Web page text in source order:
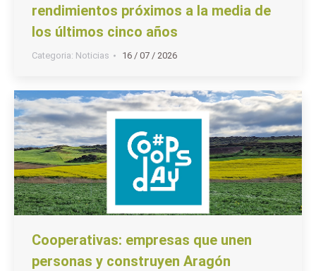
rendimientos próximos a la media de
los últimos cinco años
Categoria: Noticias 16 / 07 / 2026
Cooperativas: empresas que unen
personas y construyen Aragón